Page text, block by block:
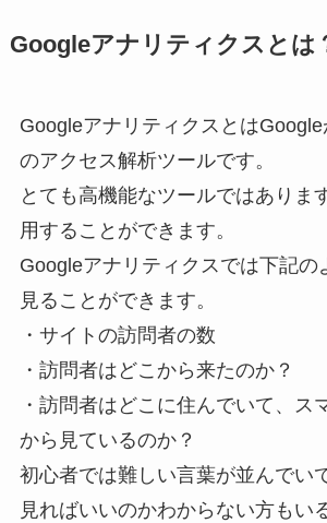
Googleアナリティクスとは
Googleアナリティクスとは
のアクセス解析ツールです。
とても高機能なツールではありま
用することができます。
Googleアナリティクスでは下記の
見ることができます。
・サイトの訪問者の数
・訪問者はどこから来たのか？
・訪問者はどこに住んでいて、ス
から見ているのか？
初心者では難しい言葉が並んでい
見ればいいのかわからない方もい